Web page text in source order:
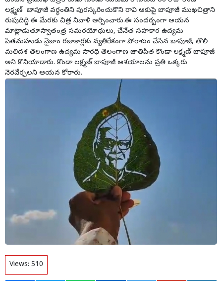
లక్ష్మణ్ బాపూజీ వర్ధంతిని పురస్కరించుకొని రావి ఆకుపై బాపూజీ ముఖచిత్రాని
రుపుదిద్ది ఈ మేరకు చిత్ర నివాళి అర్పించారు.ఈ సందర్బంగా అయన
మాట్లాడుతూస్వాతంత్ర సమరయోధులు, చేనేత సహకార ఉద్యమ
పితమహుడు నైజాం రజాకార్లకు వ్యతిరేకంగా పోరాటం చేసిన బాపూజీ, తొలి
మలిదశ తెలంగాణ ఉద్యమ సారధి తెలంగాణ జాతిపిత కొండా లక్ష్మణ్ బాపూజీ
అని కొనియాడారు. కొండా లక్ష్మణ్ బాపూజీ ఆశయాలను ప్రతి ఒక్కరు
నెరవేర్చలని ఆయన కోరారు.
Views: 510